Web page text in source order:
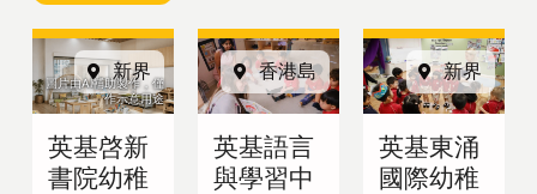
新界
圖片由AI輔助製作，僅
作示意用途
英基啓新
書院幼稚
香港島
英基語言
與學習中
新界
英基東涌
國際幼稚
招生
查詢表格